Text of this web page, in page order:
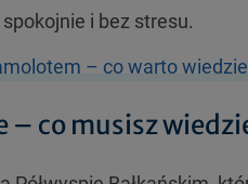
spokojnie i bez stresu.
– co warto
– co musisz